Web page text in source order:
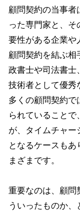
顧問契約の当事者
った専門家と、
要性がある企業や
顧問契約を結ぶ相
政書士や司法書士
技術者として優秀
多くの顧問契約で
られていること
が、タイムチャー
となるケースも
まざまです。
重要なのは、顧問
ういったものか、